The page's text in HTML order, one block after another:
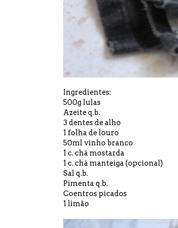
Ingredientes:
500g lulas
Azeite q.b.
3 dentes de alho
1 folha de louro
50ml vinho branco
1 c. chá mostarda
1 c. chá manteiga (opcional)
Sal q.b.
Pimenta q.b.
Coentros picados
1 limão